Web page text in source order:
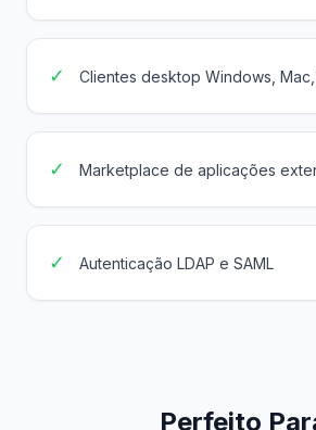
✓ Clientes desktop Windows, Mac,
✓ Marketplace de aplicações
✓ Autenticação LDAP e SAML
Perfeito